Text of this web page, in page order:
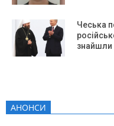
Чеська
знайшли
АНОНСИ